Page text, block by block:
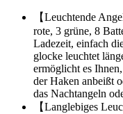
【Leuchtende
rote, 3 grüne, 8
Ladezeit, einfach
glocke leuchtet
ermöglicht es
der Haken anbeißt
das Nachtangeln
【Langlebiges